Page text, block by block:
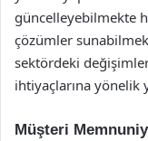
güncelleyebilmekte
çözümler
sektördeki
ihtiyaçlarına
Müşteri